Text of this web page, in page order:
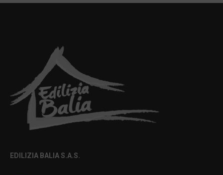
EDILIZIA BALIA S.A.S.